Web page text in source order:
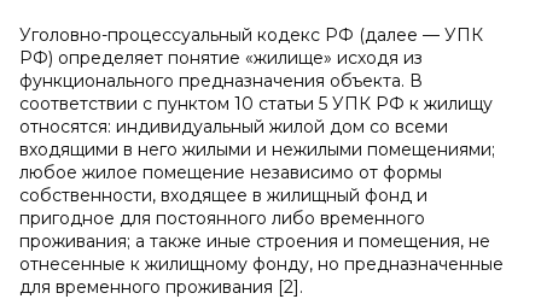
Уголовно-процессуальный кодекс РФ (далее — УПК
РФ) определяет понятие «жилище» исходя из
функционального предназначения объекта. В
соответствии с пунктом 10 статьи 5 УПК РФ к жилищу
относятся: индивидуальный жилой дом со всеми
входящими в него жилыми и нежилыми помещениями;
любое жилое помещение независимо от формы
собственности, входящее в жилищный фонд и
пригодное для постоянного либо временного
проживания; а также иные строения и помещения, не
отнесенные к жилищному фонду, но предназначенные
для временного проживания [2].